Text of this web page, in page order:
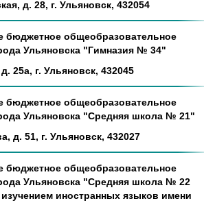
д. 28, г. Ульяновск, 432054
бюджетное общеобразовательное
Ульяновска "Гимназия № 34"
25а, г. Ульяновск, 432045
бюджетное общеобразовательное
Ульяновска "Средняя школа № 21"
д. 51, г. Ульяновск, 432027
бюджетное общеобразовательное
Ульяновска "Средняя школа № 22
иностранных языков имени